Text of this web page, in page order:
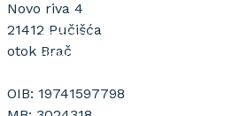
nagrada “tripun bokanić”
dokumenti
Novo riva 4
21412 Pučišća
otok Brač
OIB: 19741597798